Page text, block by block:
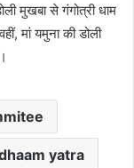
मुखबा से गंगोत्री धाम
मां यमुना की डोली
yatra